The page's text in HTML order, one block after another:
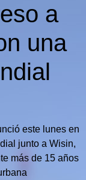
a
una
este lunes en
junto a Wisin,
más de 15 años